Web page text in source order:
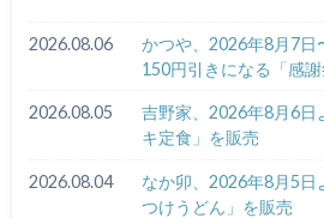
2026.08.06
かつや、2026年8月7
150円引きになる「感
2026.08.05
吉野家、2026年8月6日
キ定食」を販売
2026.08.04
なか卯、2026年8月5日
つけうどん」を販売